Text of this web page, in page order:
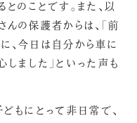
のことです。また、以
の保護者からは、「前
、今日は自分から車に
ました」といった声も
もにとって非日常で、